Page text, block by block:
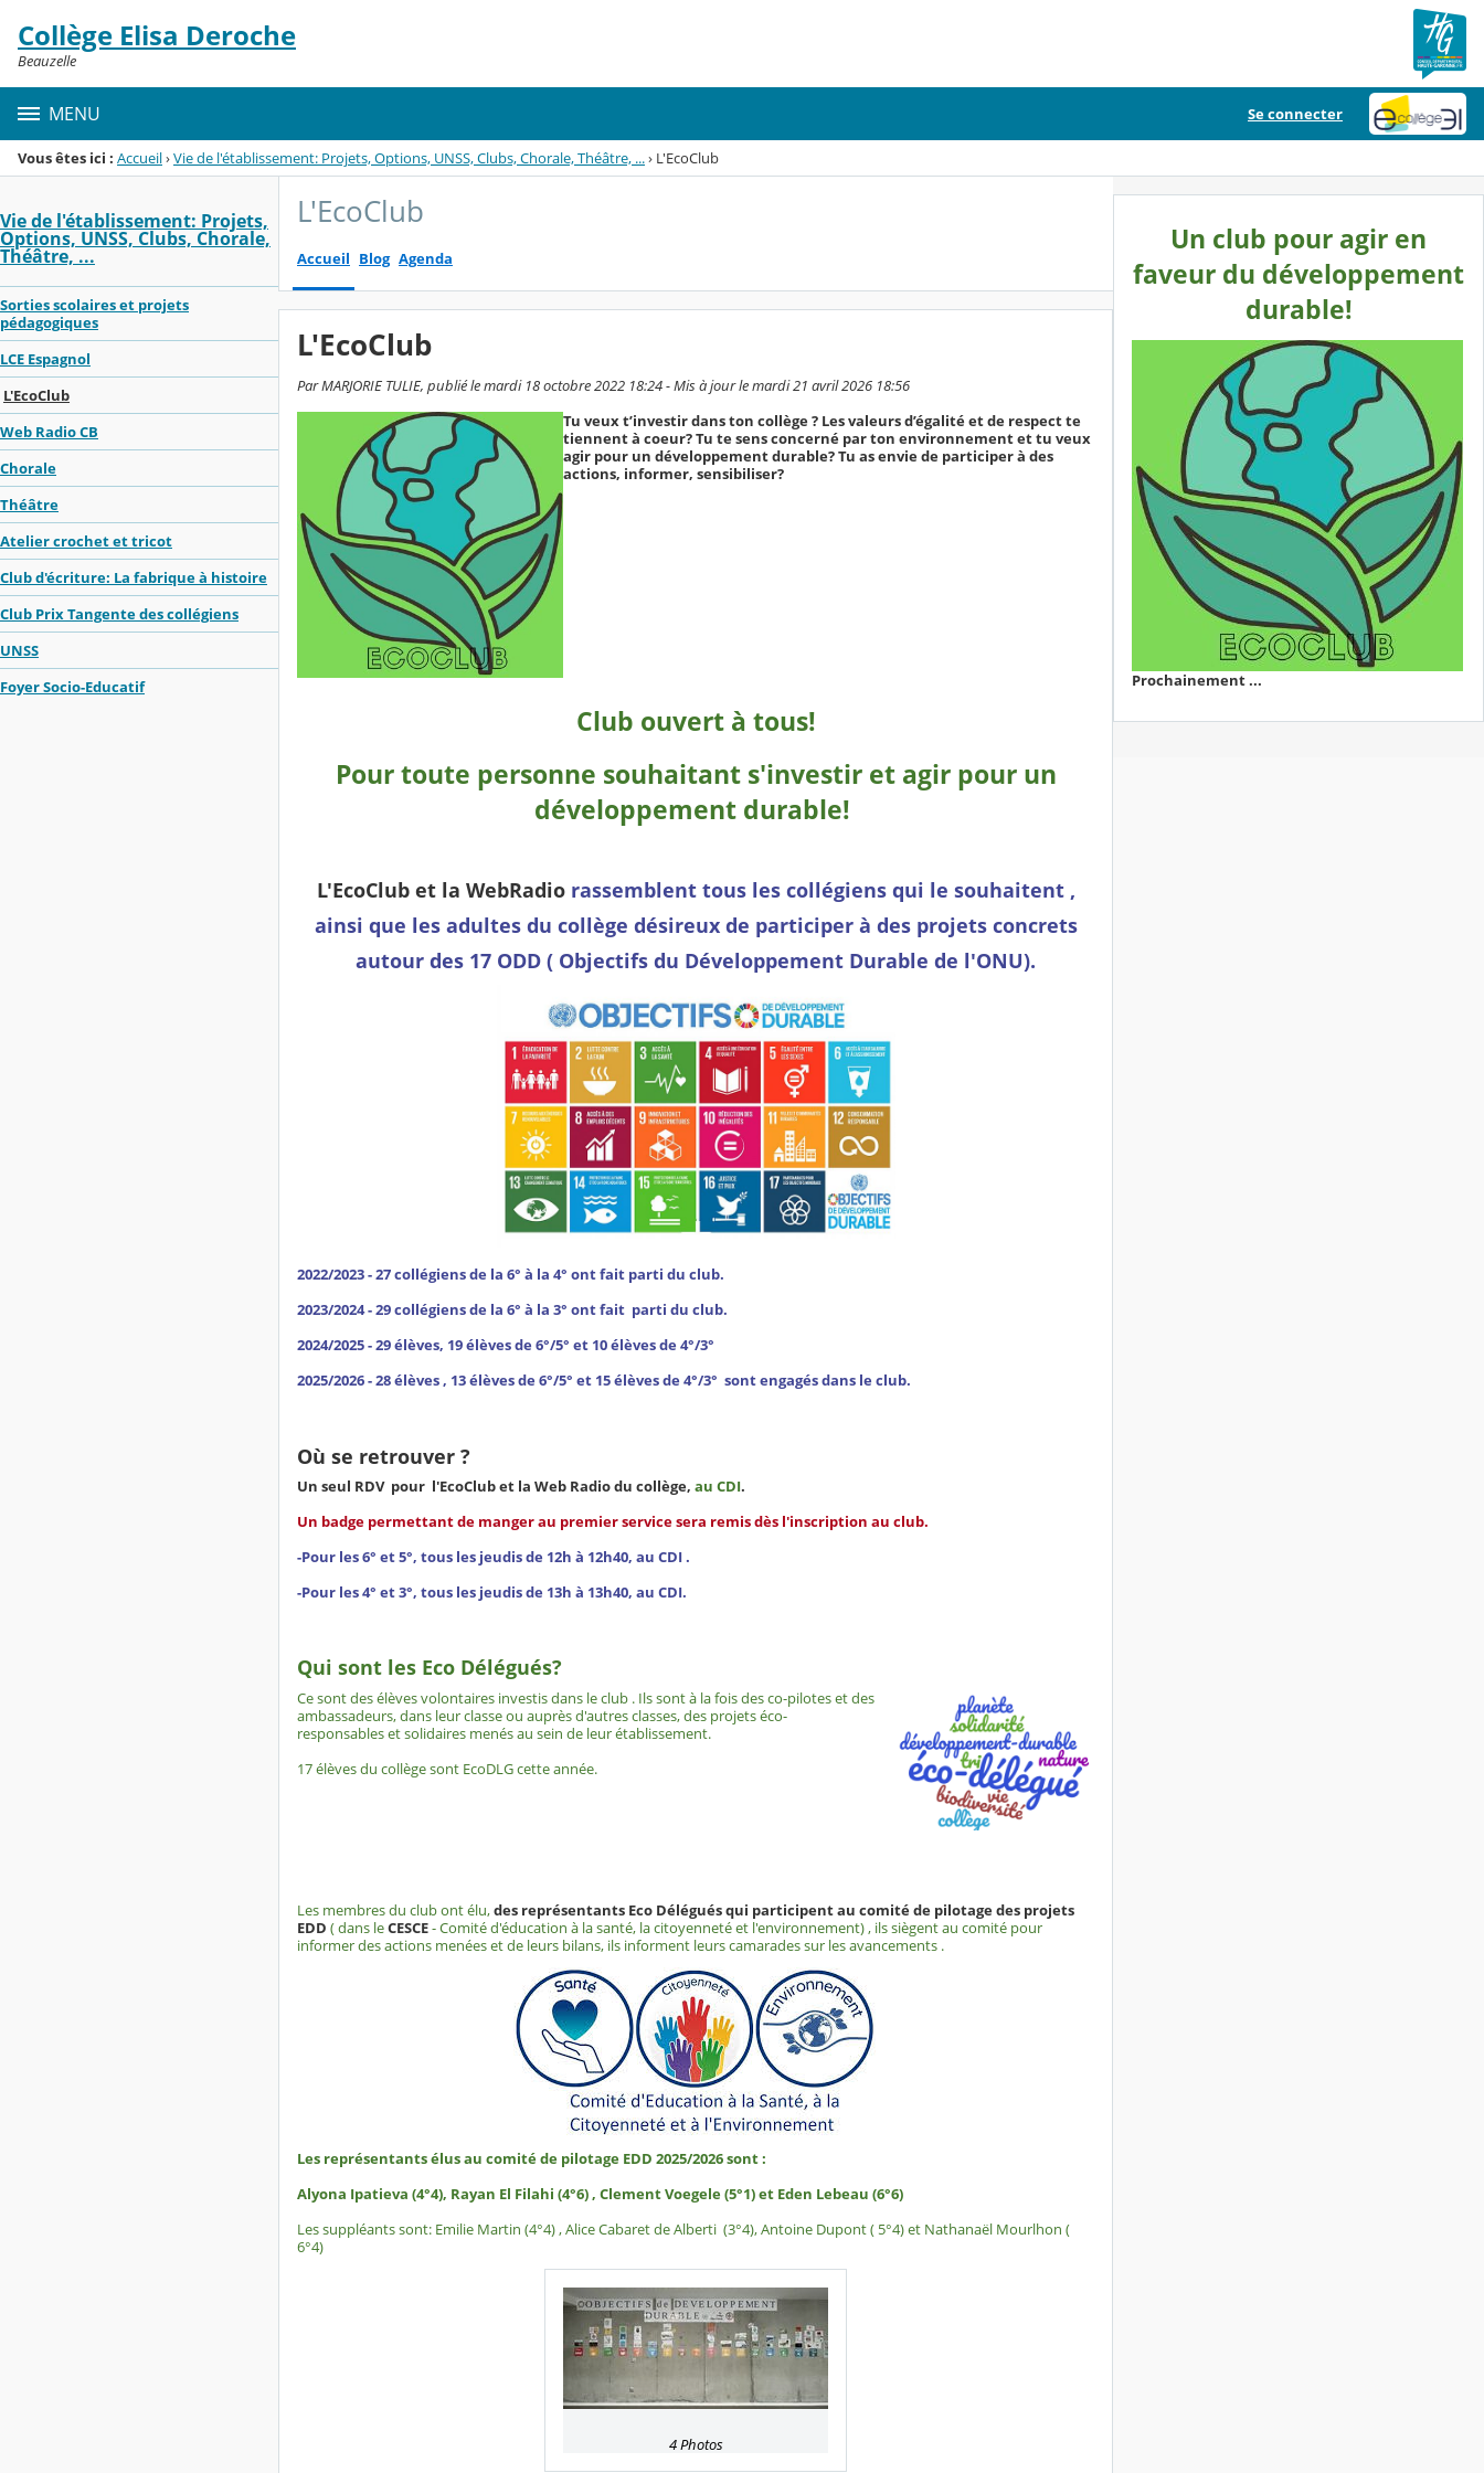
Menu de la rubrique
Contenu
Collège Elisa Deroche
Beauzelle
MENU Se connecter
Vous êtes ici : Accueil›Vie de l'établissement: Projets, Options, UNSS, Clubs, Chorale, Théâtre, ...› L'EcoClub
Vie de l'établissement: Projets,
Options, UNSS, Clubs, Chorale,
Théâtre, ...
Sorties scolaires et projets
pédagogiques
LCE Espagnol
L'EcoClub
Web Radio CB
Chorale
Théâtre
Atelier crochet et tricot
Club d'écriture: La fabrique à histoire
Club Prix Tangente des collégiens
UNSS
Foyer Socio-Educatif
L'EcoClub
Accueil Blog Agenda
L'EcoClub
Par MARJORIE TULIE, publié le mardi 18 octobre 2022 18:24 - Mis à jour le mardi 21 avril 2026 18:56
Tu veux t’investir dans ton collège ? Les valeurs d’égalité et de respect te
tiennent à coeur? Tu te sens concerné par ton environnement et tu veux
agir pour un développement durable? Tu as envie de participer à des
actions, informer, sensibiliser?
Club ouvert à tous!
Pour toute personne souhaitant s'investir et agir pour un
développement durable!
L'EcoClub et la WebRadiorassemblent tous les collégiens qui le souhaitent ,
ainsi que les adultes du collège désireux de participer à des projets concrets
autour des 17 ODD ( Objectifs du Développement Durable de l'ONU).
2022/2023 - 27 collégiens de la 6° à la 4° ont fait parti du club.
2023/2024 - 29 collégiens de la 6° à la 3° ont fait parti du club.
2024/2025 - 29 élèves, 19 élèves de 6°/5° et 10 élèves de 4°/3°
2025/2026 - 28 élèves , 13 élèves de 6°/5° et 15 élèves de 4°/3° sont engagés dans le club.
Où se retrouver ?
Un seul RDV pour l'EcoClub et la Web Radio du collège, au CDI.
Un badge permettant de manger au premier service sera remis dès l'inscription au club.
-Pour les 6° et 5°, tous les jeudis de 12h à 12h40, au CDI .
-Pour les 4° et 3°, tous les jeudis de 13h à 13h40, au CDI.
Qui sont les Eco Délégués?
Cesont des élèves volontaires investis dans le club . Ils sont à la fois des co-pilotes et des
ambassadeurs, dans leur classe ou auprès d'autres classes, des projets éco-
responsables et solidaires menés au sein de leur établissement.
17 élèves du collège sont EcoDLG cette année.
Les membres du club ont élu,des représentants Eco Délégués qui participent au comité de pilotage des projets
EDD ( dans leCESCE- Comité d'éducation à la santé, la citoyenneté et l'environnement) , ils siègent au comité pour
informer des actions menées et de leurs bilans, ils informent leurs camarades sur les avancements .
Les représentants élus au comité de pilotage EDD 2025/2026 sont :
Alyona Ipatieva (4°4), Rayan El Filahi (4°6) , Clement Voegele (5°1) et Eden Lebeau (6°6)
Les suppléants sont: Emilie Martin (4°4) , Alice Cabaret de Alberti (3°4), Antoine Dupont ( 5°4) et Nathanaël Mourlhon (
6°4)
4 Photos
Un club pour agir en
faveur du développement
durable!
Prochainement ...